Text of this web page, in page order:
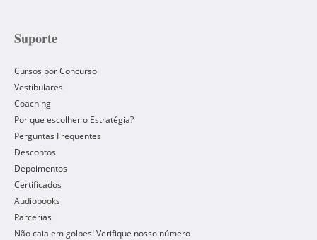
Suporte
Cursos por Concurso
Vestibulares
Coaching
Por que escolher o Estratégia?
Perguntas Frequentes
Descontos
Depoimentos
Certificados
Audiobooks
Parcerias
Não caia em golpes! Verifique nosso número